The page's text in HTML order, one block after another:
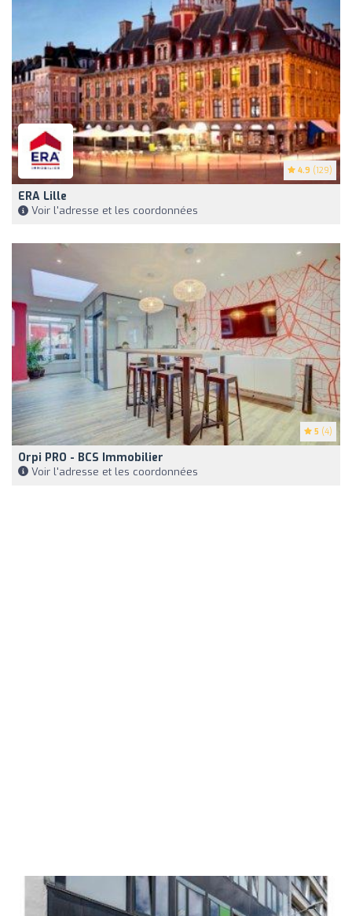
4.9 (129)
ERA Lille
Voir l'adresse et les coordonnées
5 (4)
Orpi PRO - BCS Immobilier
Voir l'adresse et les coordonnées